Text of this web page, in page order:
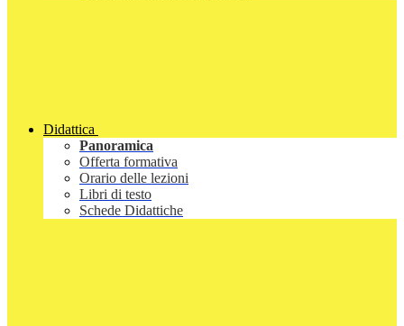
Didattica
Panoramica
Offerta formativa
Orario delle lezioni
Libri di testo
Schede Didattiche